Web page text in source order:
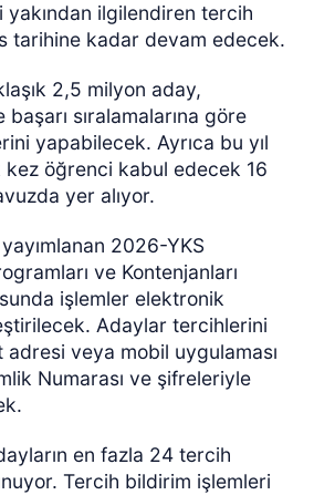
ilgilendiren tercih
tarihine kadar devam edecek.
2,5 milyon aday,
sıralamalarına göre
yapabilecek. Ayrıca bu yıl
öğrenci kabul edecek 16
yer alıyor.
2026-YKS
ve Kontenjanları
işlemler elektronik
Adaylar tercihlerini
adresi veya mobil uygulaması
Numarası ve şifreleriyle
en fazla 24 tercih
Tercih bildirim işlemleri